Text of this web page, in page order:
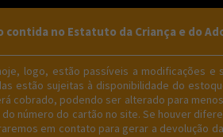
contida no Estatuto da Criança e do
logo, estão passíveis a modificações e
estão sujeitas à disponibilidade do
cobrado, podendo ser alterado para
número do cartão no site. Se houver
em contato para gerar a devolução